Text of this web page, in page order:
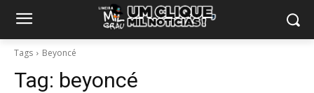
Tags Beyoncé
Tag: beyoncé